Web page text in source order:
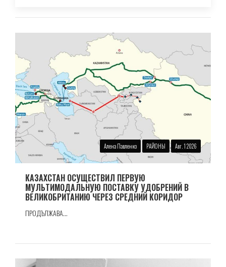
Алена Павленко РАЙОНЫ Авг. 1 2026
КАЗАХСТАН ОСУЩЕСТВИЛ ПЕРВУЮ
МУЛЬТИМОДАЛЬНУЮ ПОСТАВКУ УДОБРЕНИЙ В
ВЕЛИКОБРИТАНИЮ ЧЕРЕЗ СРЕДНИЙ КОРИДОР
ПРОДЪЛЖАВА...